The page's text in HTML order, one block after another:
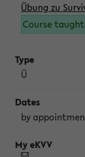
Übung zu
Course
Ü
by